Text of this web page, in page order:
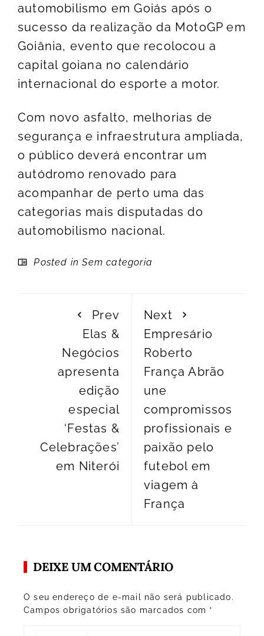
automobilismo em Goiás após o
sucesso da realização da MotoGP em
Goiânia, evento que recolocou a
capital goiana no calendário
internacional do esporte a motor.
Com novo asfalto, melhorias de
segurança e infraestrutura ampliada,
o público deverá encontrar um
autódromo renovado para
acompanhar de perto uma das
categorias mais disputadas do
automobilismo nacional.
Posted in Sem categoria
Prev
Elas &
Negócios
apresenta
edição
especial
‘Festas &
Celebrações’
em Niterói
Next
Empresário
Roberto
França Abrão
une
compromissos
profissionais e
paixão pelo
futebol em
viagem à
França
DEIXE UM COMENTÁRIO
O seu endereço de e-mail não será publicado.
Campos obrigatórios são marcados com *